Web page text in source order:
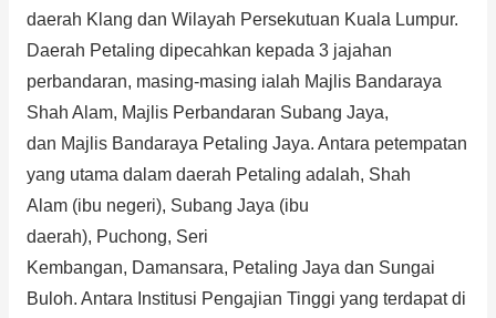
daerah Klang dan Wilayah Persekutuan Kuala Lumpur.
Daerah Petaling dipecahkan kepada 3 jajahan
perbandaran, masing-masing ialah Majlis Bandaraya
Shah Alam, Majlis Perbandaran Subang Jaya,
dan Majlis Bandaraya Petaling Jaya. Antara petempatan
yang utama dalam daerah Petaling adalah, Shah
Alam (ibu negeri), Subang Jaya (ibu
daerah), Puchong, Seri
Kembangan, Damansara, Petaling Jaya dan Sungai
Buloh. Antara Institusi Pengajian Tinggi yang terdapat di